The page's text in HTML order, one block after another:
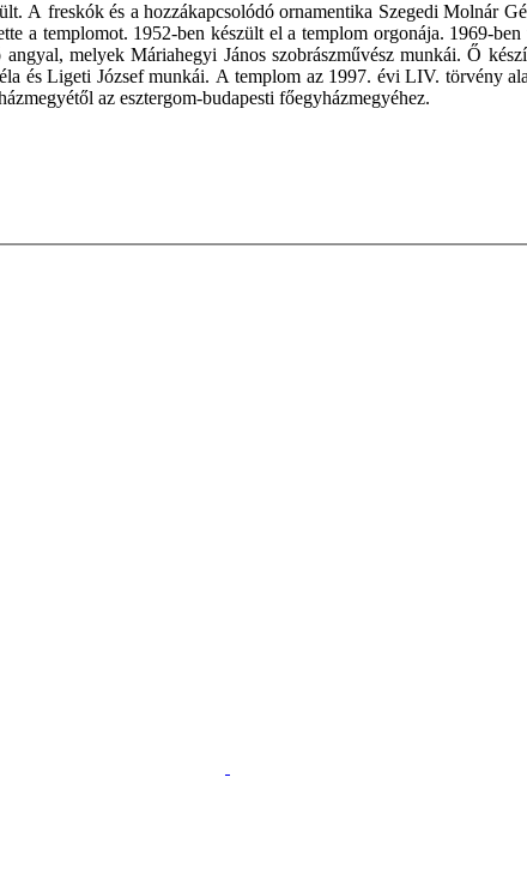
A freskók és a hozzákapcsolódó ornamentika Szegedi Molnár
a templomot. 1952-ben készült el a templom orgonája. 1969-
melyek Máriahegyi János szobrászművész munkái. Ő
és Ligeti József munkái. A templom az 1997. évi LIV. törvény
az esztergom-budapesti főegyházmegyéhez.